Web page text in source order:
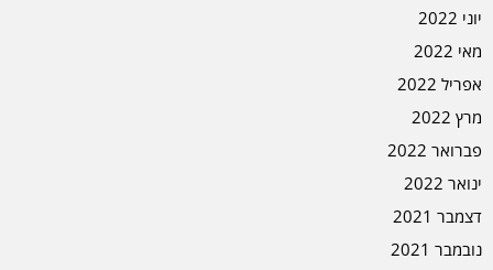
יוני 2022
מאי 2022
אפריל 2022
מרץ 2022
פברואר 2022
ינואר 2022
דצמבר 2021
נובמבר 2021